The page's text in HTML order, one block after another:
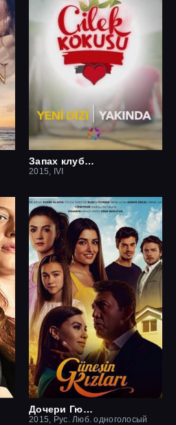
Запах клубники
2015, IVI
Дочери Гюнеш
2015, Рус. Люб. одноголосый